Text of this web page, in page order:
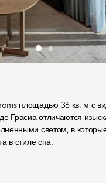
площадью 36 кв. м с
Грасиа отличаются
светом, в
в стиле спа.